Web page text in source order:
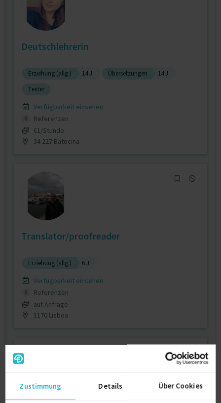
Zustimmung Details Über Cookies
Deutschlehrerin
Erziehung (allg.) 14 J. Übersetzungen
14 J.
Texter
Verfügbarkeit einsehen
0
Referenzen
€1/Stunde
34 227 Batocina
Translator/proofreader
Erziehung (allg.) 6 J.
Verfügbarkeit einsehen
0
Referenzen
auf Anfrage
1170 Lisboa